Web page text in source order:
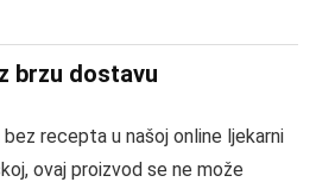
brzu dostavu
recepta u našoj online ljekarni
ovaj proizvod se ne može